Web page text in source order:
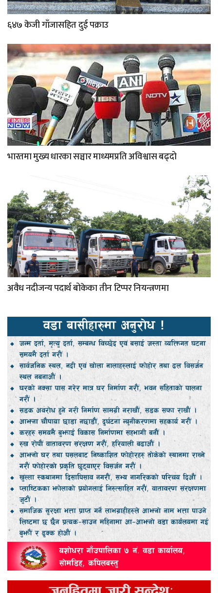
६४७ केजी गाँजासहित दुई पक्राउ
भारतमा मुख्य धारका सञ्चार माध्यमप्रति अविश्वास बढ्दो
अवैध नदीजन्य पदार्थ बोकेका तीन टिप्पर नियन्त्रणमा